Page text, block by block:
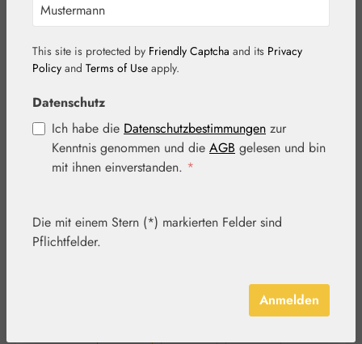
Bildergalerie überspringen
This site is protected by Friendly Captcha and its Privacy
Policy and Terms of Use apply.
Datenschutz
Ich habe die Datenschutzbestimmungen zur
Kenntnis genommen und die AGB gelesen und bin
mit ihnen einverstanden. *
Die mit einem Stern (*) markierten Felder sind
Pflichtfelder.
Anmelden